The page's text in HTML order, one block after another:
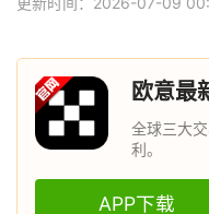
欧意最
全球三大
利。
APP下载